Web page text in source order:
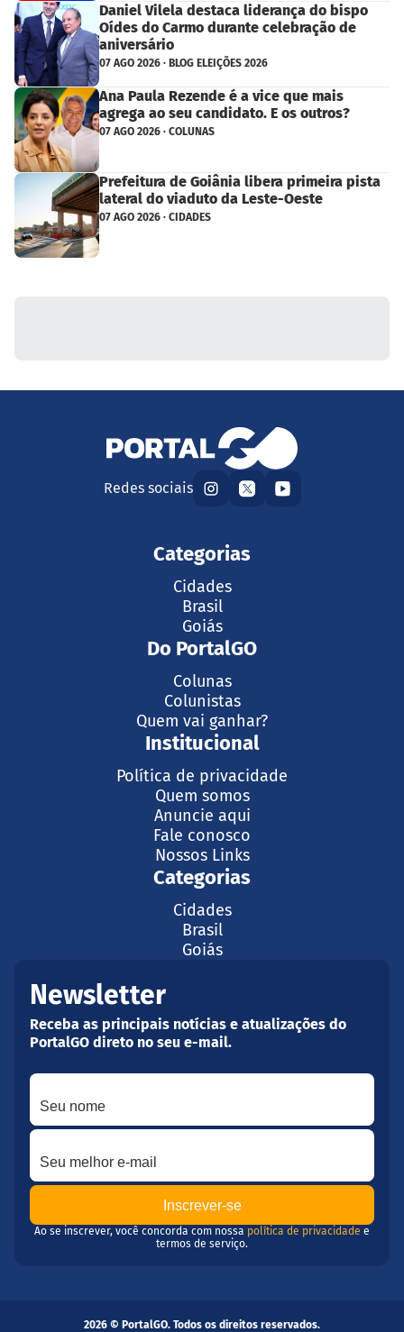
Daniel Vilela destaca liderança do bispo
Oídes do Carmo durante celebração de
aniversário
07 AGO 2026 · BLOG ELEIÇÕES 2026
Ana Paula Rezende é a vice que mais
agrega ao seu candidato. E os outros?
07 AGO 2026 · COLUNAS
Prefeitura de Goiânia libera primeira pista
lateral do viaduto da Leste-Oeste
07 AGO 2026 · CIDADES
Redes sociais
Categorias
Cidades
Brasil
Goiás
Do PortalGO
Colunas
Colunistas
Quem vai ganhar?
Institucional
Política de privacidade
Quem somos
Anuncie aqui
Fale conosco
Nossos Links
Categorias
Cidades
Brasil
Goiás
Newsletter
Receba as principais notícias e atualizações do
PortalGO direto no seu e-mail.
Seu nome
Seu melhor e-mail
Ao se inscrever, você concorda com nossa política de privacidade e
termos de serviço.
2026 © PortalGO. Todos os direitos reservados.